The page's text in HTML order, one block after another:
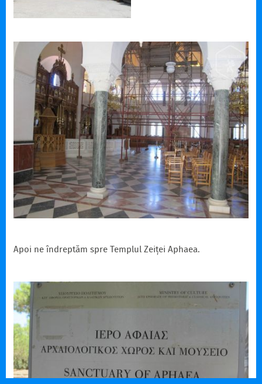
Apoi ne îndreptăm spre Templul Zeiței Aphaea.